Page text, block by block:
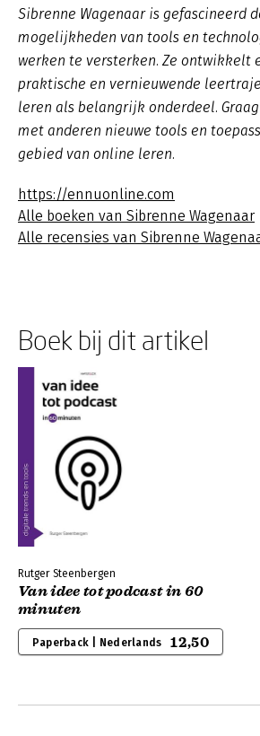
Sibrenne Wagenaar is gefascineerd
mogelijkheden van tools en
werken te versterken. Ze ontwikkelt
praktische en vernieuwende
leren als belangrijk onderdeel.
met anderen nieuwe tools en
gebied van online leren.
https://ennuonline.com
Alle boeken van Sibrenne Wagenaar
Alle recensies van Sibrenne
Boek bij dit artikel
Rutger Steenbergen
Van idee tot podcast in 60
minuten
Paperback | Nederlands 12,50